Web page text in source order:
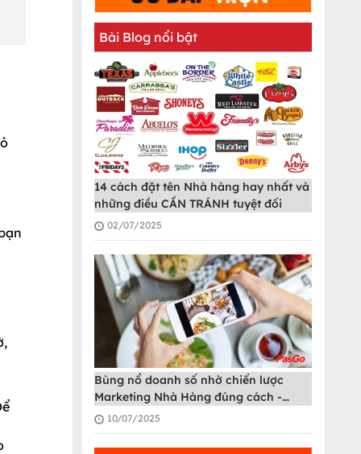
Bài Blog nổi bật
14 cách đặt tên Nhà hàng hay nhất và
những điều CẦN TRÁNH tuyệt đối
02/07/2025
Bùng nổ doanh số nhờ chiến lược
Marketing Nhà Hàng đúng cách -
PasGo
10/07/2025